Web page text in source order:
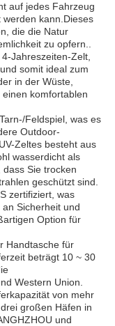
auf jedes Fahrzeug
kann.Dieses
die die Natur
zu opfern..
Jahreszeiten-Zelt,
somit ideal zum
in der Wüste,
komfortablen
Feldspiel, was es
Outdoor-
Zeltes besteht aus
wasserdicht als
Sie trocken
geschützt sind.
zertifiziert, was
Sicherheit und
Option für
Handtasche für
beträgt 10 ~ 30
Western Union.
von mehr
großen Häfen in
und